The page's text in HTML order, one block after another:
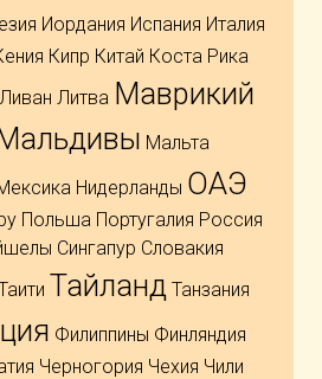
Иордания Испания Италия
Кипр Китай Коста Рика
Ливан Литва Маврикий
Мальта
Нидерланды ОАЭ
Польша Португалия Россия
Сингапур Словакия
Тайланд Танзания
Филиппины Финляндия
Черногория Чехия Чили